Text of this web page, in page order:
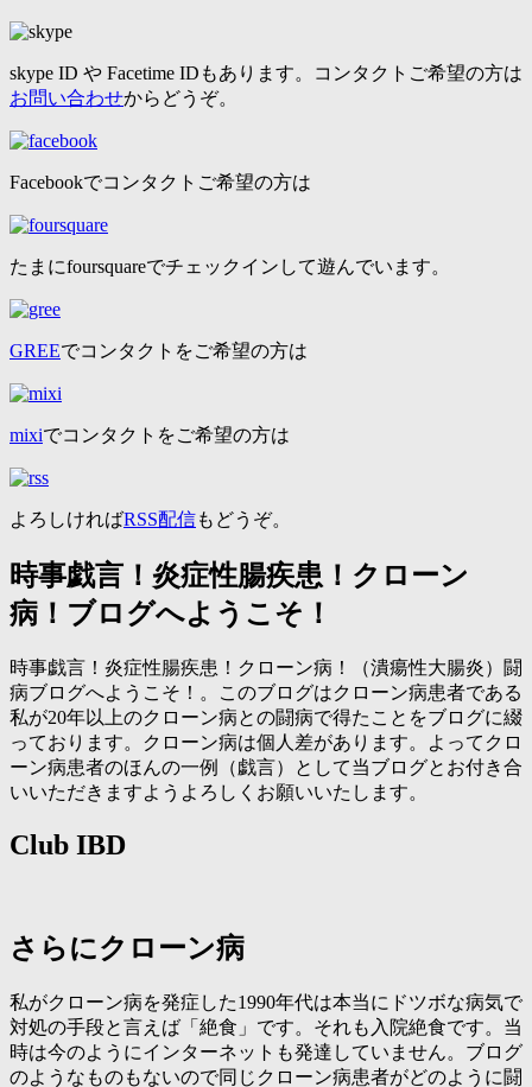
skype ID や Facetime IDもあります。コンタクトご希望の方は
お問い合わせからどうぞ。
Facebookでコンタクトご希望の方は
たまにfoursquareでチェックインして遊んでいます。
GREEでコンタクトをご希望の方は
mixiでコンタクトをご希望の方は
よろしければRSS配信もどうぞ。
時事戯言！炎症性腸疾患！クローン
病！ブログへようこそ！
時事戯言！炎症性腸疾患！クローン病！（潰瘍性大腸炎）闘
病ブログへようこそ！。このブログはクローン病患者である
私が20年以上のクローン病との闘病で得たことをブログに綴
っております。クローン病は個人差があります。よってクロ
ーン病患者のほんの一例（戯言）として当ブログとお付き合
いいただきますようよろしくお願いいたします。
Club IBD
さらにクローン病
私がクローン病を発症した1990年代は本当にドツボな病気で
対処の手段と言えば「絶食」です。それも入院絶食です。当
時は今のようにインターネットも発達していません。ブログ
のようなものもないので同じクローン病患者がどのように闘